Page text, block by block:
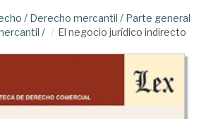
/ Derecho mercantil / Parte general
/ El negocio jurídico indirecto